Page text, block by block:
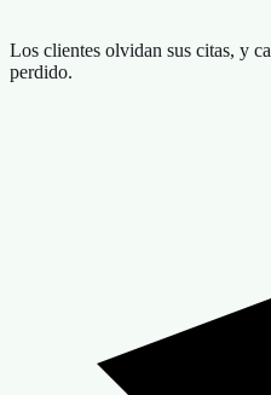
Los clientes olvidan sus citas, y
perdido.